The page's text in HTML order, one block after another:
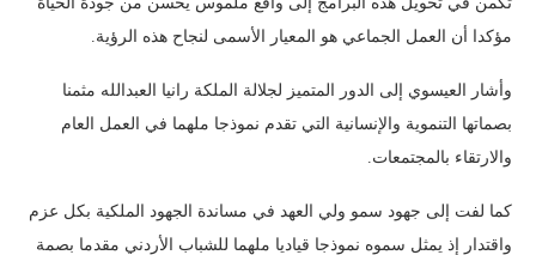
مؤكدا أن العمل الجماعي هو المعيار الأسمى لنجاح هذه الرؤية.
وأشار العيسوي إلى الدور المتميز لجلالة الملكة رانيا العبدالله مثمنا
بصماتها التنموية والإنسانية التي تقدم نموذجا ملهما في العمل العام
والارتقاء بالمجتمعات.
كما لفت إلى جهود سمو ولي العهد في مساندة الجهود الملكية بكل عزم
واقتدار إذ يمثل سموه نموذجا قياديا ملهما للشباب الأردني مقدما بصمة